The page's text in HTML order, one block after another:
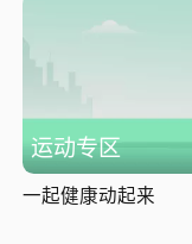
运动专区
一起健康动起来